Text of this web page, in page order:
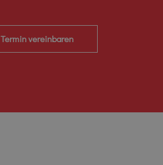
Termin vereinbaren